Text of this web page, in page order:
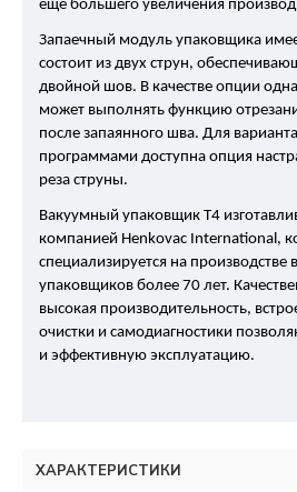
еще большего увеличения
Запаечный модуль упаковщика
состоит из двух струн,
двойной шов. В качестве опции
может выполнять функцию
после запаянного шва. Для
программами доступна опция
реза струны.
Вакуумный упаковщик T4
компанией Henkovac International,
специализируется на производстве
упаковщиков более 70 лет.
высокая производительность,
очистки и самодиагностики
и эффективную эксплуатацию.
ХАРАКТЕРИСТИКИ